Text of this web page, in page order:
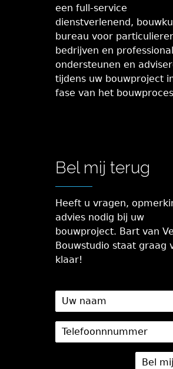
een full-service
dienstverlenend,
bureau voor
bedrijven en
ondersteunen en
tijdens uw bouwproject
fase van het
Bel mij terug
Heeft u vragen,
advies nodig bij uw
bouwproject. Bart van
Bouwstudio staat graag
klaar!